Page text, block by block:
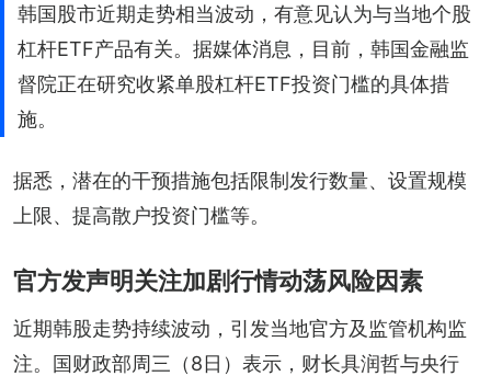
韩国股市近期走势相当波动，有意见认为与当地个股
杠杆ETF产品有关。据媒体消息，目前，韩国金融监
督院正在研究收紧单股杠杆ETF投资门槛的具体措
施。
据悉，潜在的干预措施包括限制发行数量、设置规模
上限、提高散户投资门槛等。
官方发声明关注加剧行情动荡风险因素
近期韩股走势持续波动，引发当地官方及监管机构监
注。国财政部周三（8日）表示，财长具润哲与央行